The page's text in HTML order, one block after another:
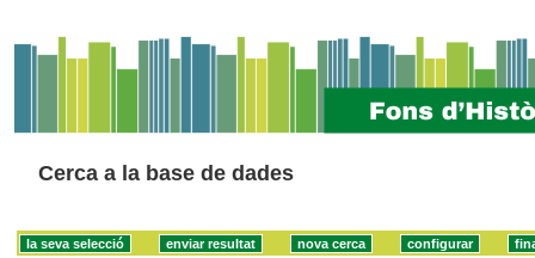
Cerca a la base de dades